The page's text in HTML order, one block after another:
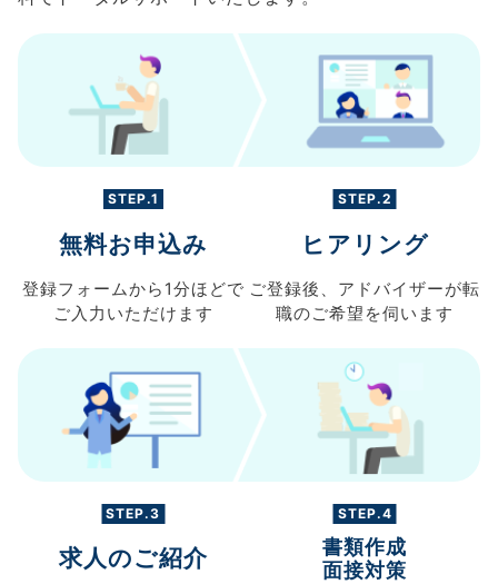
STEP.1
無料お申込み
登録フォームから 1分ほどで
ご入力 いただけます
STEP.2
ヒアリング
ご登録後、 アドバイザーが転
職のご希望を伺います
STEP.3
求人のご紹介
STEP.4
書類作成
面接対策